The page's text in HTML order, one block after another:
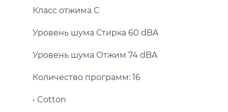
Класс отжима C
Уровень шума Стирка 60 dBA
Уровень шума Отжим 74 dBA
Количество программ: 16
• Cotton